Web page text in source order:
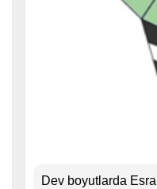
Dev boyutlarda